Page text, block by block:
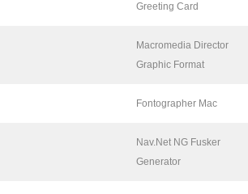
Greeting Card
Macromedia Director
Graphic Format
Fontographer Mac
Nav.Net NG Fusker
Generator